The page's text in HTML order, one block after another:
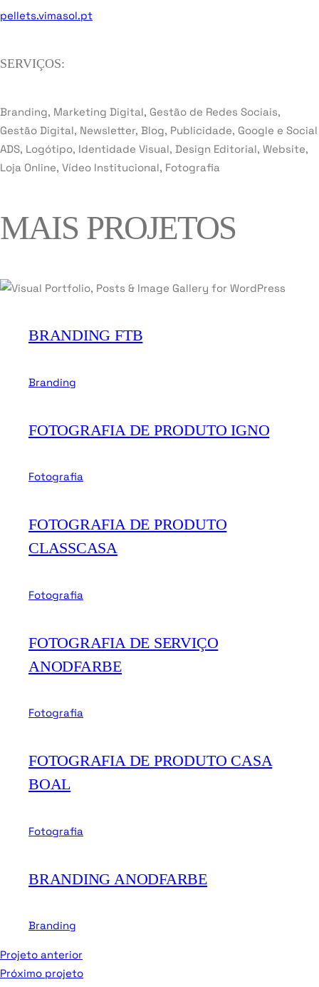
pellets.vimasol.pt
SERVIÇOS:
Branding, Marketing Digital, Gestão de Redes Sociais,
Gestão Digital, Newsletter, Blog, Publicidade, Google e Social
ADS, Logótipo, Identidade Visual, Design Editorial, Website,
Loja Online, Vídeo Institucional, Fotografia
MAIS PROJETOS
BRANDING FTB
Branding
FOTOGRAFIA DE PRODUTO IGNO
Fotografia
FOTOGRAFIA DE PRODUTO
CLASSCASA
Fotografia
FOTOGRAFIA DE SERVIÇO
ANODFARBE
Fotografia
FOTOGRAFIA DE PRODUTO CASA
BOAL
Fotografia
BRANDING ANODFARBE
Branding
Projeto anterior
Próximo projeto